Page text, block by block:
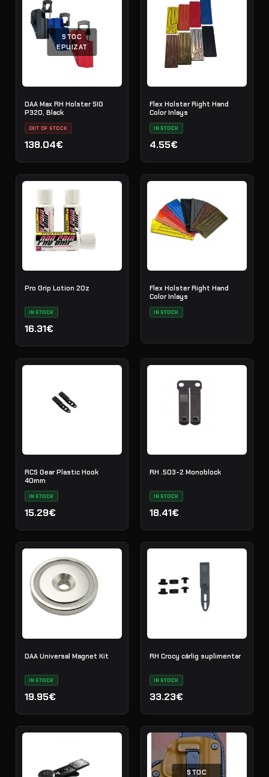
STOC
EPUIZAT
DAA Max RH Holster SIG
P320, Black
OUT OF STOCK
138.04€
Flex Holster Right Hand
Color Inlays
IN STOCK
4.55€
Pro Grip Lotion 2Oz
IN STOCK
16.31€
Flex Holster Right Hand
Color Inlays
IN STOCK
RCS Gear Plastic Hook
40mm
IN STOCK
15.29€
RH .503-2 Monoblock
IN STOCK
18.41€
DAA Universal Magnet Kit
IN STOCK
19.95€
RH Crocy cârlig suplimentar
IN STOCK
33.23€
STOC